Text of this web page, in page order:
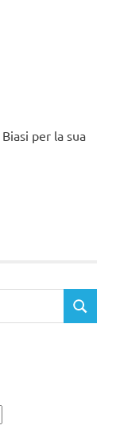
per la sua
CERCA